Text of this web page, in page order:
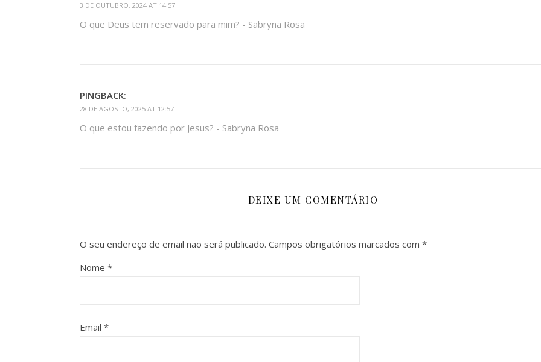
3 DE OUTUBRO, 2024 AT 14:57
O que Deus tem reservado para mim? - Sabryna Rosa
PINGBACK:
28 DE AGOSTO, 2025 AT 12:57
O que estou fazendo por Jesus? - Sabryna Rosa
DEIXE UM COMENTÁRIO
O seu endereço de email não será publicado. Campos obrigatórios marcados com *
Nome *
Email *